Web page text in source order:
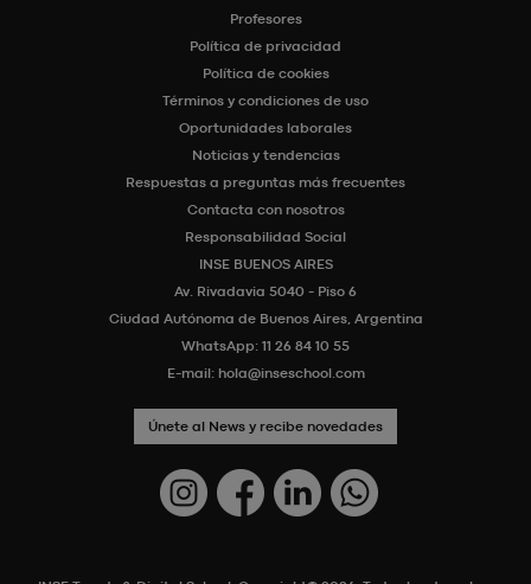
Profesores
Política de privacidad
Política de cookies
Términos y condiciones de uso
Oportunidades laborales
Noticias y tendencias
Respuestas a preguntas más frecuentes
Contacta con nosotros
Responsabilidad Social
INSE BUENOS AIRES
Av. Rivadavia 5040 - Piso 6
Ciudad Autónoma de Buenos Aires, Argentina
WhatsApp: 11 26 84 10 55
E-mail: hola@inseschool.com
Únete al News y recibe novedades